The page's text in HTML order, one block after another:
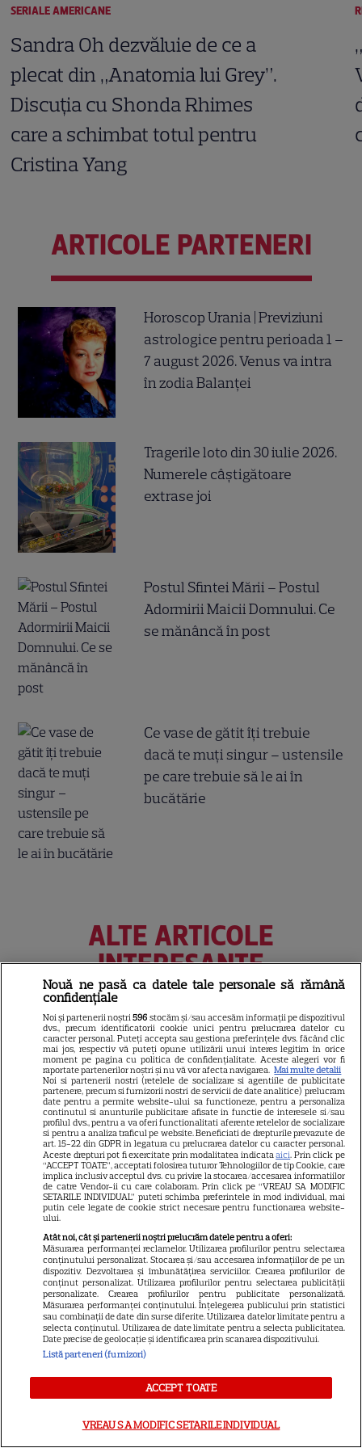
SERIALE AMERICANE
Sandra Oh dezvăluie de ce a
plecat din „Anatomia lui Grey”.
Discuția cu Shonda Rhimes
care a schimbat totul pentru
Cristina Yang
ARTICOLE PARTENERI
Horoscop Urania | Previziuni
astrologice pentru perioada 1 –
7 august 2026. Venus va intra
în zodia Balanței
Tragerile loto din 30 iulie 2026.
Numerele câştigătoare
extrase joi
Postul Sfintei Mării – Postul
Adormirii Maicii Domnului. Ce
se mănâncă în post
Ce vase de gătit îți trebuie
dacă te muți singur – ustensile
pe care trebuie să le ai în
bucătărie
ALTE ARTICOLE
INTERESANTE
16
NETFLIX
Noutăți Netflix în august 2026:
Robert De Niro, „Nosferatu” și
noile sezoane din „Outer
Banks” și „Un veac de
singurătate”
14
VEDETE STRĂINE
Sean Astin din „Stăpânul
vândă casa din cauza
salariului mic: Câți bani a
primit de fapt
VEDETE STRĂINE
Elon Musk, atac la adresa
regizorului premiat cu Oscar
care a realizat documentarul
de minute
Nouă ne pasă ca datele tale personale să rămână
confidențiale
Noi și partenerii noștri596 stocăm și/sau accesăm informații pe dispozitivul
dvs., precum identificatorii cookie unici pentru prelucrarea datelor cu
caracter personal. Puteți accepta sau gestiona preferințele dvs. făcând clic
mai jos, respectiv vă puteți opune utilizării unui interes legitim în orice
moment pe pagina cu politica de confidențialitate. Aceste alegeri vor fi
raportate partenerilor noștri și nu vă vor afecta navigarea. Mai multe detalii
Noi si partenerii nostri (retelele de socializare si agentiile de publicitate
partenere, precum si furnizorii nostri de servicii de date analitice) prelucram
date pentru a permite website-ului sa functioneze, pentru a personaliza
continutul si anunturile publicitare afisate in functie de interesele si/sau
profilul dvs., pentru a va oferi functionalitati aferente retelelor de socializare
si pentru a analiza traficul pe website. Beneficiati de drepturile prevazute de
art. 15-22 din GDPR in legatura cu prelucrarea datelor cu caracter personal.
Aceste drepturi pot fi exercitate prin modalitatea indicataaici. Prin click pe
“ACCEPT TOATE”, acceptati folosirea tuturor Tehnologiilor de tip Cookie, care
implica inclusiv acceptul dvs. cu privire la stocarea/accesarea informatiilor
de catre Vendor-ii cu care colaboram. Prin click pe “VREAU SA MODIFIC
SETARILE INDIVIDUAL” puteti schimba preferintele in mod individual, mai
putin cele legate de cookie strict necesare pentru functionarea website-
ului.
Atât noi, cât și partenerii noștri prelucrăm datele pentru a oferi:
Măsurarea performanței reclamelor. Utilizarea profilurilor pentru selectarea
conținutului personalizat. Stocarea și/sau accesarea informațiilor de pe un
dispozitiv. Dezvoltarea și îmbunătățirea serviciilor. Crearea profilurilor de
conținut personalizat. Utilizarea profilurilor pentru selectarea publicității
personalizate. Crearea profilurilor pentru publicitate personalizată.
Măsurarea performanței conținutului. Înțelegerea publicului prin statistici
sau combinații de date din surse diferite. Utilizarea datelor limitate pentru a
selecta conținutul. Utilizarea de date limitate pentru a selecta publicitatea.
Date precise de geolocație și identificarea prin scanarea dispozitivului.
Listă parteneri (furnizori)
ACCEPT TOATE
VREAU SA MODIFIC SETARILE INDIVIDUAL